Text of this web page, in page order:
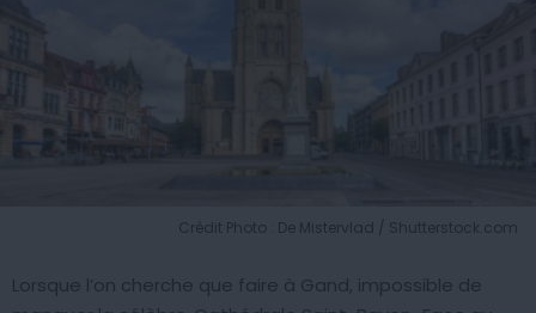
Crédit Photo : De Mistervlad / Shutterstock.com
Lorsque l’on cherche que faire à Gand, impossible de